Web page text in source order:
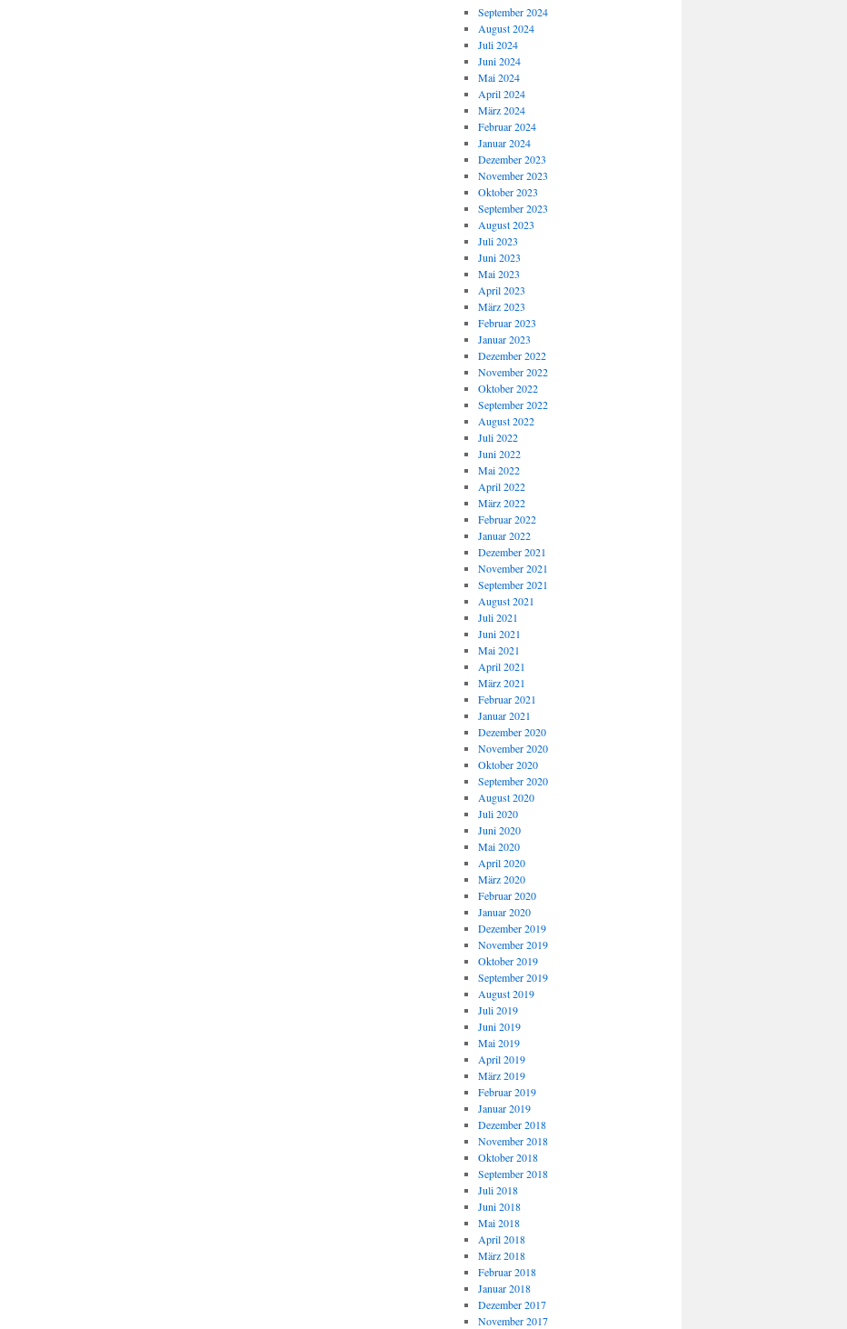
September 2024
August 2024
Juli 2024
Juni 2024
Mai 2024
April 2024
März 2024
Februar 2024
Januar 2024
Dezember 2023
November 2023
Oktober 2023
September 2023
August 2023
Juli 2023
Juni 2023
Mai 2023
April 2023
März 2023
Februar 2023
Januar 2023
Dezember 2022
November 2022
Oktober 2022
September 2022
August 2022
Juli 2022
Juni 2022
Mai 2022
April 2022
März 2022
Februar 2022
Januar 2022
Dezember 2021
November 2021
September 2021
August 2021
Juli 2021
Juni 2021
Mai 2021
April 2021
März 2021
Februar 2021
Januar 2021
Dezember 2020
November 2020
Oktober 2020
September 2020
August 2020
Juli 2020
Juni 2020
Mai 2020
April 2020
März 2020
Februar 2020
Januar 2020
Dezember 2019
November 2019
Oktober 2019
September 2019
August 2019
Juli 2019
Juni 2019
Mai 2019
April 2019
März 2019
Februar 2019
Januar 2019
Dezember 2018
November 2018
Oktober 2018
September 2018
Juli 2018
Juni 2018
Mai 2018
April 2018
März 2018
Februar 2018
Januar 2018
Dezember 2017
November 2017